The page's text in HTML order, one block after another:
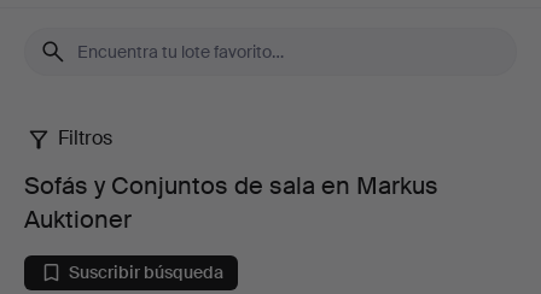
Sofás
Conjuntos
Filtros
Sofás y Conjuntos de sala en Markus
Auktioner
Suscribir búsqueda